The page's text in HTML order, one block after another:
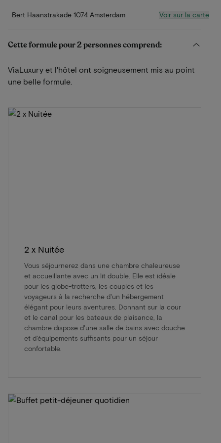
Bert Haanstrakade 1074 Amsterdam Voir sur la carte
Cette formule pour 2 personnes comprend:
ViaLuxury et l'hôtel ont soigneusement mis au point
une belle formule.
2 x Nuitée
Vous séjournerez dans une chambre chaleureuse
et accueillante avec un lit double. Elle est idéale
pour les globe-trotters, les couples et les
voyageurs à la recherche d'un hébergement
élégant pour leurs aventures. Donnant sur la cour
et le canal pour les bateaux de plaisance, la
chambre dispose d'une salle de bains avec douche
et d'équipements suffisants pour un séjour
confortable.